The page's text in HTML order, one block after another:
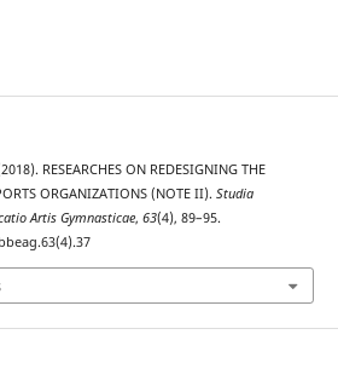
RESEARCHES ON REDESIGNING THE
ORGANIZATIONS (NOTE II). Studia
Artis Gymnasticae, 63(4), 89–95.